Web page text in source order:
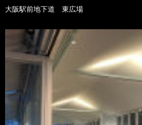
大阪駅前地下道 東広場